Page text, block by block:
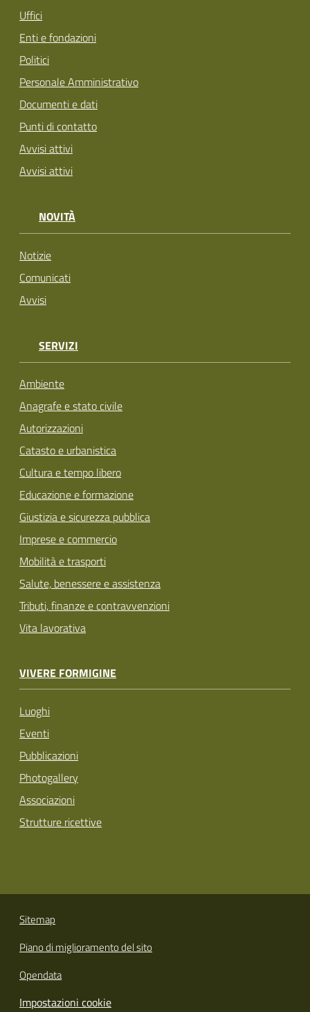
Uffici
Enti e fondazioni
Politici
Personale Amministrativo
Documenti e dati
Punti di contatto
Avvisi attivi
Avvisi attivi
NOVITÀ
Notizie
Comunicati
Avvisi
SERVIZI
Ambiente
Anagrafe e stato civile
Autorizzazioni
Catasto e urbanistica
Cultura e tempo libero
Educazione e formazione
Giustizia e sicurezza pubblica
Imprese e commercio
Mobilità e trasporti
Salute, benessere e assistenza
Tributi, finanze e contravvenzioni
Vita lavorativa
VIVERE FORMIGINE
Luoghi
Eventi
Pubblicazioni
Photogallery
Associazioni
Strutture ricettive
Sitemap
Piano di miglioramento del sito
Opendata
Impostazioni cookie